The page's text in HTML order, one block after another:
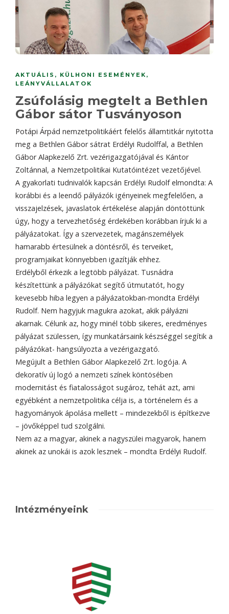
AKTUÁLIS , KÜLHONI ESEMÉNYEK ,
LEÁNYVÁLLALATOK
Zsúfolásig megtelt a Bethlen
Gábor sátor Tusványoson
Potápi Árpád nemzetpolitikáért felelős államtitkár nyitotta
meg a Bethlen Gábor sátrat Erdélyi Rudolffal, a Bethlen
Gábor Alapkezelő Zrt. vezérigazgatójával és Kántor
Zoltánnal, a Nemzetpolitikai Kutatóintézet vezetőjével.
A gyakorlati tudnivalók kapcsán Erdélyi Rudolf elmondta: A
korábbi és a leendő pályázók igényeinek megfelelően, a
visszajelzések, javaslatok értékelése alapján döntöttünk
úgy, hogy a tervezhetőség érdekében korábban írjuk ki a
pályázatokat. Így a szervezetek, magánszemélyek
hamarabb értesülnek a döntésről, és terveiket,
programjaikat könnyebben igazítják ehhez.
Erdélyből érkezik a legtöbb pályázat. Tusnádra
készítettünk a pályázókat segítő útmutatót, hogy
kevesebb hiba legyen a pályázatokban-mondta Erdélyi
Rudolf. Nem hagyjuk magukra azokat, akik pályázni
akarnak. Célunk az, hogy minél több sikeres, eredményes
pályázat szülessen, így munkatársaink készséggel segítik a
pályázókat- hangsúlyozta a vezérigazgató.
Megújult a Bethlen Gábor Alapkezelő Zrt. logója. A
dekoratív új logó a nemzeti színek köntösében
modernitást és fiatalosságot sugároz, tehát azt, ami
egyébként a nemzetpolitika célja is, a történelem és a
hagyományok ápolása mellett – mindezekből is építkezve
– jövőképpel tud szolgálni.
Nem az a magyar, akinek a nagyszülei magyarok, hanem
akinek az unokái is azok lesznek – mondta Erdélyi Rudolf.
Intézményeink